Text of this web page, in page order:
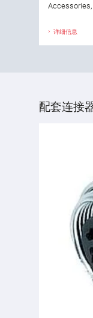
详细信息
配套连接